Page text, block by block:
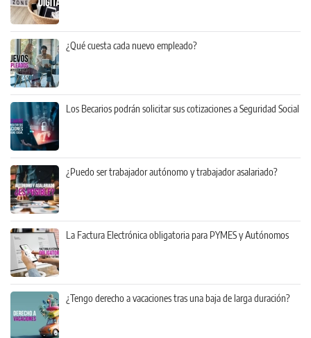
¿Qué cuesta cada nuevo empleado?
Los Becarios podrán solicitar sus cotizaciones a Seguridad Social
¿Puedo ser trabajador autónomo y trabajador asalariado?
La Factura Electrónica obligatoria para PYMES y Autónomos
¿Tengo derecho a vacaciones tras una baja de larga duración?